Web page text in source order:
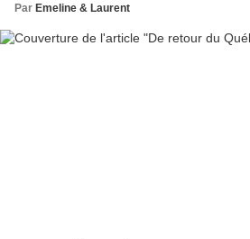
Par Emeline & Laurent